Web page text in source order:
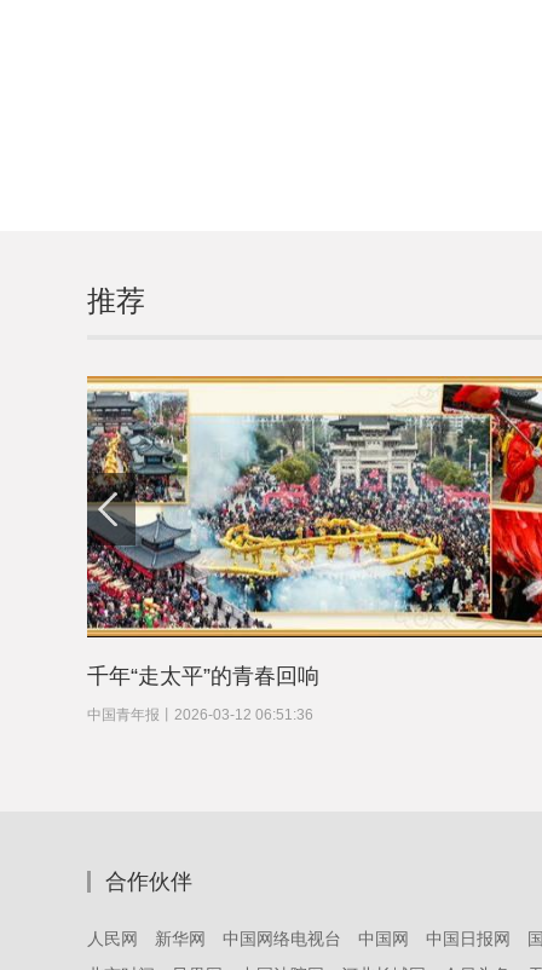
推荐
千年“走太平”的青春回响
中国青年报 2026-03-12 06:51:36
合作伙伴
人民网 新华网 中国网络电视台 中国网 中国日报网